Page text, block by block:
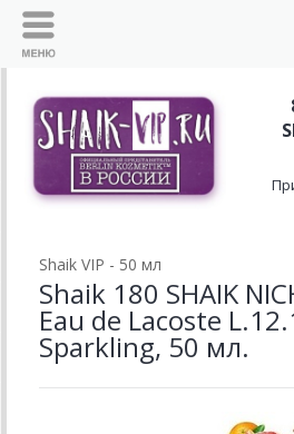
Shaik VIP - 50 мл
Shaik 180 SHAIK
Eau de Lacoste
Sparkling, 50 мл.